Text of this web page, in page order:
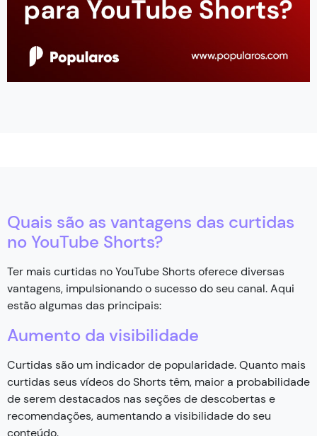
Quais são as vantagens das curtidas
no YouTube Shorts?
Ter mais curtidas no YouTube Shorts oferece diversas
vantagens, impulsionando o sucesso do seu canal. Aqui
estão algumas das principais:
Aumento da visibilidade
Curtidas são um indicador de popularidade. Quanto mais
curtidas seus vídeos do Shorts têm, maior a probabilidade
de serem destacados nas seções de descobertas e
recomendações, aumentando a visibilidade do seu
conteúdo.